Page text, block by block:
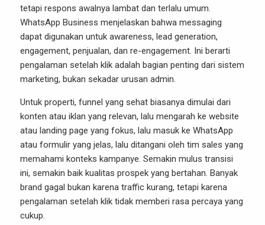
tetapi respons awalnya lambat dan terlalu umum.
WhatsApp Business menjelaskan bahwa messaging
dapat digunakan untuk awareness, lead generation,
engagement, penjualan, dan re-engagement. Ini berarti
pengalaman setelah klik adalah bagian penting dari sistem
marketing, bukan sekadar urusan admin.
Untuk properti, funnel yang sehat biasanya dimulai dari
konten atau iklan yang relevan, lalu mengarah ke website
atau landing page yang fokus, lalu masuk ke WhatsApp
atau formulir yang jelas, lalu ditangani oleh tim sales yang
memahami konteks kampanye. Semakin mulus transisi
ini, semakin baik kualitas prospek yang bertahan. Banyak
brand gagal bukan karena traffic kurang, tetapi karena
pengalaman setelah klik tidak memberi rasa percaya yang
cukup.